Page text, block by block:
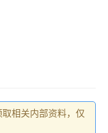
相关内部资料，仅